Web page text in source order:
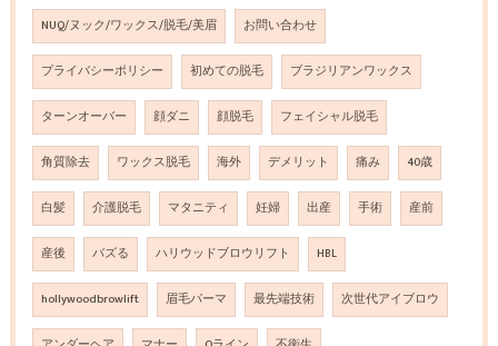
NUQ/ヌック/ワックス/脱毛/美眉 お問い合わせ
プライバシーポリシー 初めての脱毛 ブラジリアンワックス
ターンオーバー 顔ダニ 顔脱毛 フェイシャル脱毛
角質除去 ワックス脱毛 海外 デメリット 痛み 40歳
白髪 介護脱毛 マタニティ 妊婦 出産 手術 産前
産後 バズる ハリウッドブロウリフト HBL
hollywoodbrowlift 眉毛パーマ 最先端技術 次世代アイブロウ